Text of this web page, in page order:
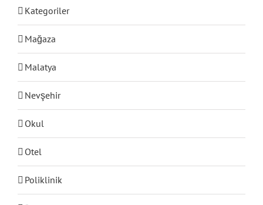
Kategoriler
Mağaza
Malatya
Nevşehir
Okul
Otel
Poliklinik